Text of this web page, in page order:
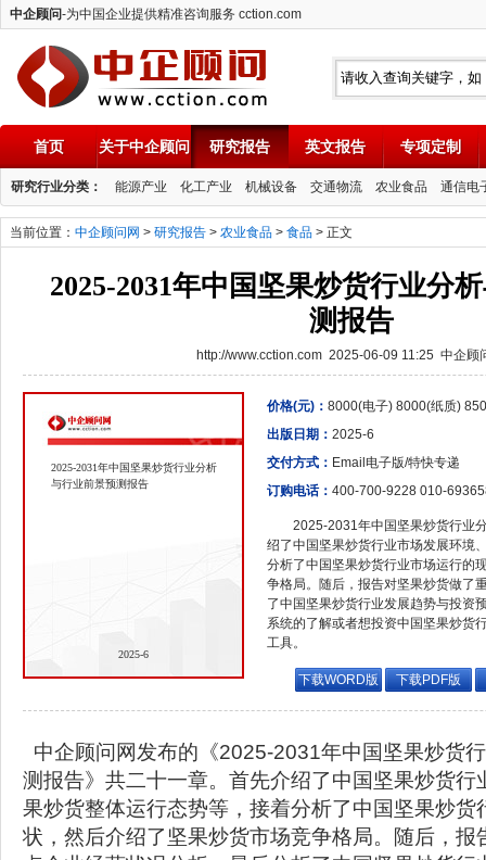
中企顾问-为中国企业提供精准咨询服务 cction.com
中企顾问
首页 关于中企顾问 研究报告 英文报告 专项定制
研究行业分类： 能源产业 化工产业 机械设备 交通物流 农业食品 通信电
当前位置： 中企顾问网 > 研究报告 > 农业食品 > 食品 > 正文
2025-2031年中国坚果炒货行业分
测报告
http://www.cction.com 2025-06-09 11:25 中企顾
2025-2031年中国坚果炒货行业分析
与行业前景预测报告
2025-6
价格(元)： 8000(电子) 8000(纸质)
出版日期： 2025-6
交付方式： Email电子版/特快专递
订购电话： 400-700-9228 010-
2025-2031年中国坚果炒货行业
绍了中国坚果炒货行业市场发展环境
分析了中国坚果炒货行业市场运行的
争格局。随后，报告对坚果炒货做了
了中国坚果炒货行业发展趋势与投资
系统的了解或者想投资中国坚果炒货
工具。
下载WORD版 下载PDF版
中企顾问网发布的《2025-2031年中国坚果炒货
测报告》共二十一章。首先介绍了中国坚果炒货行
果炒货整体运行态势等，接着分析了中国坚果炒货
状，然后介绍了坚果炒货市场竞争格局。随后，报